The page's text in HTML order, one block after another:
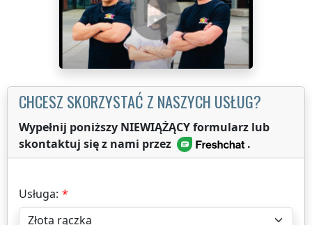
CHCESZ SKORZYSTAĆ Z NASZYCH USŁUG?
Wypełnij poniższy NIEWIĄŻĄCY formularz lub
skontaktuj się z nami przez
.
Usługa: